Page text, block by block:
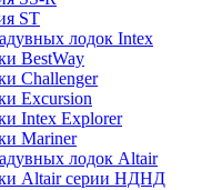
ST
лодок Intex
BestWay
Challenger
Excursion
Intex Explorer
Mariner
лодок Altair
Altair серии НДНД